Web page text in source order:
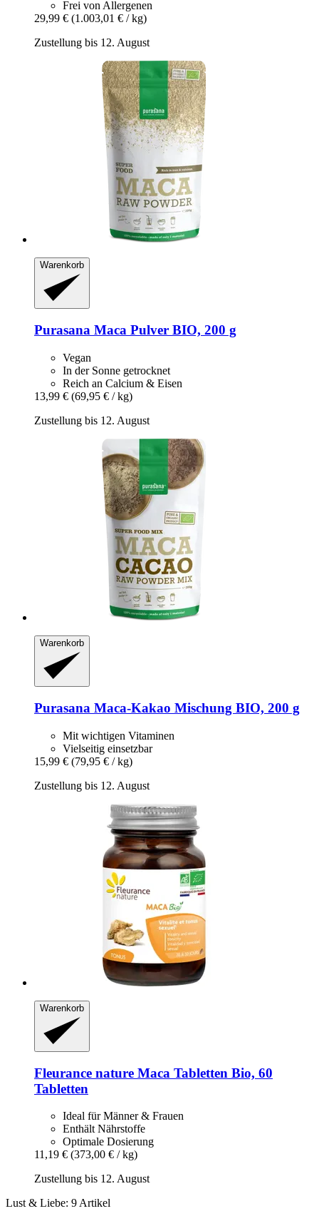
Frei von Allergenen
29,99 € (1.003,01 € / kg)
Zustellung bis 12. August
Warenkorb
Purasana Maca Pulver BIO, 200 g
Vegan
In der Sonne getrocknet
Reich an Calcium & Eisen
13,99 € (69,95 € / kg)
Zustellung bis 12. August
Warenkorb
Purasana Maca-​Kakao Mischung BIO, 200 g
Mit wichtigen Vitaminen
Vielseitig einsetzbar
15,99 € (79,95 € / kg)
Zustellung bis 12. August
Warenkorb
Fleurance nature Maca Tabletten Bio, 60
Tabletten
Ideal für Männer & Frauen
Enthält Nährstoffe
Optimale Dosierung
11,19 € (373,00 € / kg)
Zustellung bis 12. August
Lust & Liebe: 9 Artikel